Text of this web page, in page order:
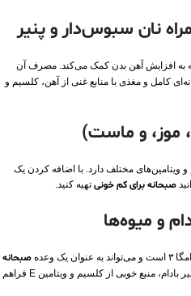
به افزایش آهن بدن کمک می‌کند. مصرف آن
کامل و مغذی با منابع غنی از آهن، کلسیم و
ویتامین‌های مختلف دارد. با اضافه کردن یک
صبحانه برای کم خونی تهیه کنید.
وعده
صبحانه
مصرف شود. با اضافه کردن شیر بادام، منبع خوبی از کلسیم و ویتامین E فراهم